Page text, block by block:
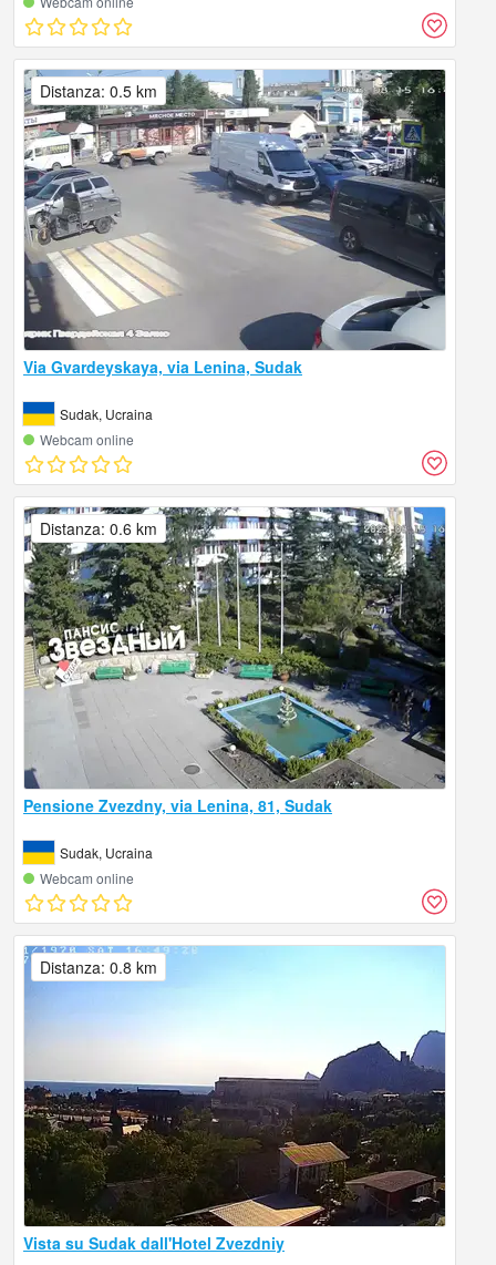
Via Gvardeyskaya, via Lenina, Sudak
Sudak, Ucraina
Webcam online
Distanza: 0.5 km
Pensione Zvezdny, via Lenina, 81, Sudak
Sudak, Ucraina
Webcam online
Distanza: 0.6 km
Vista su Sudak dall'Hotel Zvezdniy
Distanza: 0.8 km